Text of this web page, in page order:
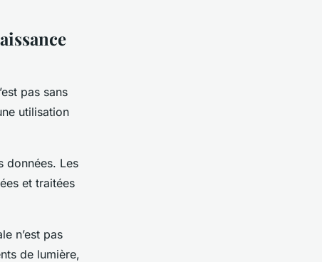
pas sans
utilisation
données. Les
et traitées
n’est pas
de lumière,